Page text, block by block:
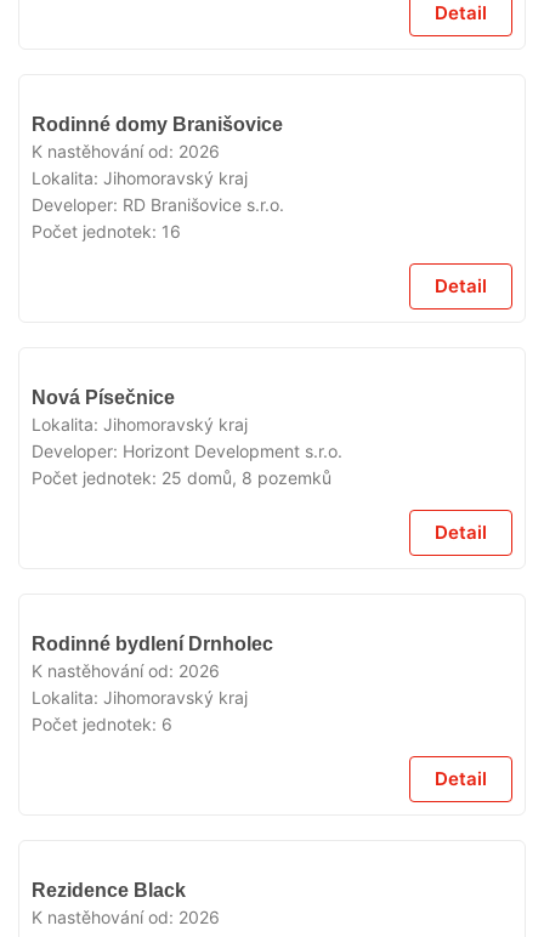
Detail
Rodinné domy Branišovice
K nastěhování od: 2026
Lokalita: Jihomoravský kraj
Developer: RD Branišovice s.r.o.
Počet jednotek: 16
Detail
Nová Písečnice
Lokalita: Jihomoravský kraj
Developer: Horizont Development s.r.o.
Počet jednotek: 25 domů, 8 pozemků
Detail
Rodinné bydlení Drnholec
K nastěhování od: 2026
Lokalita: Jihomoravský kraj
Počet jednotek: 6
Detail
Rezidence Black
K nastěhování od: 2026